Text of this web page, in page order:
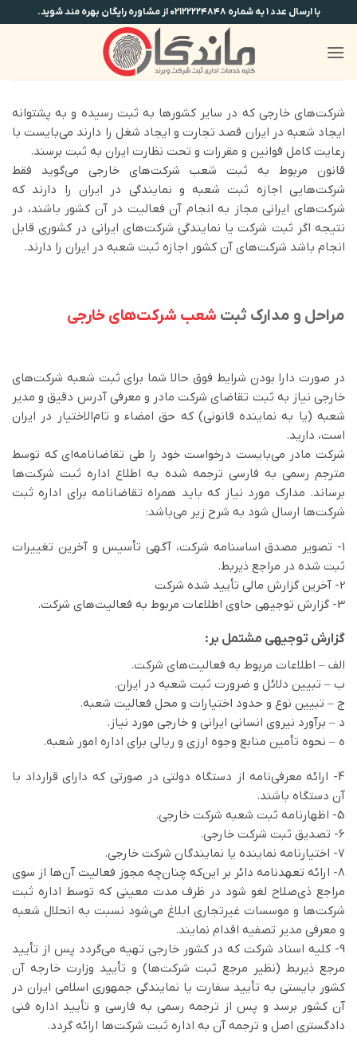
to
content
با ارسال عدد ۱ به شماره ۰۲۱۲۲۲۲۴۸۴۸ از مشاوره رایگان بهره مند شوید.
شرکت‌های خارجی که در سایر کشورها به ثبت رسیده و به پشتوانه
ایجاد شعبه در ایران قصد تجارت و ایجاد شغل را دارند می‌بایست با
رعایت کامل قوانین و مقررات و تحت نظارت ایران به ثبت برسند.
قانون مربوط به ثبت شعب شرکت‌های خارجی می‌گوید فقط
شرکت‌هایی اجازه ثبت شعبه و نمایندگی در ایران را دارند که
شرکت‌های ایرانی مجاز به انجام آن فعالیت در آن کشور باشند، در
نتیجه اگر ثبت شرکت یا نمایندگی شرکت‌های ایرانی در کشوری قابل
انجام باشد شرکت‌های آن کشور اجازه ثبت شعبه در ایران را دارند.
مراحل و مدارک ثبت شعب شرکت‌های خارجی
در صورت دارا بودن شرایط فوق حالا شما برای ثبت شعبه شرکت‌های
خارجی نیاز به ثبت تقاضای شرکت مادر و معرفی آدرس دقیق و مدیر
شعبه (یا به نماینده قانونی) که حق امضاء و تام‌الاختیار در ایران
است، دارید.
شرکت مادر می‌بایست درخواست خود را طی تقاضانامه‌ای که توسط
مترجم رسمی به فارسی ترجمه شده به اطلاع اداره ثبت شرکت‌ها
برساند. مدارک مورد نیاز که باید همراه تقاضانامه برای اداره ثبت
شرکت‌ها ارسال شود به شرح زیر می‌باشد:
1- تصوير مصدق اساسنامه شركت، آگهی تأسيس و آخرين تغييرات
ثبت شده در مراجع ذيربط.
2- آخرين گزارش مالي تأييد شده شركت
3- گزارش توجيهی حاوی اطلاعات مربوط به فعاليت‌های شركت.
گزارش توجيهی مشتمل بر:
الف – اطلاعات مربوط به فعاليت‌های شركت.
ب – تبيين دلائل و ضرورت ثبت شعبه در ايران.
ج – تبيين نوع و حدود اختيارات و محل فعاليت شعبه.
د – برآورد نيروی انسانی ايرانی و خارجی مورد نياز.
ه – نحوه تأمين منابع وجوه ارزی و ريالی برای اداره امور شعبه.
4- ارائه معرفی‌نامه از دستگاه دولتی در صورتی كه دارای قرارداد با
آن دستگاه باشند.
5- اظهارنامه ثبت شعبه شركت خارجی.
6- تصديق ثبت شركت خارجی.
7- اختيارنامه نماينده يا نمايندگان شركت خارجی.
8- ارائه تعهدنامه دائر بر اين‌كه چنان‌چه مجوز فعاليت آن‌ها از سوی
مراجع ذی‌صلاح لغو شود در ظرف مدت معينی كه توسط اداره ثبت
شركت‌ها و موسسات غیرتجاری ابلاغ می‌شود نسبت به انحلال شعبه
و معرفی مدير تصفيه اقدام نمايند.
9- كليه اسناد شركت كه در كشور خارجی تهيه می‌گردد پس از تأييد
مرجع ذيربط (نظير مرجع ثبت شركت‌ها) و تأييد وزارت خارجه آن
كشور بايستی به تأييد سفارت يا نمايندگی جمهوری اسلامی ايران در
آن كشور برسد و پس از ترجمه رسمي به فارسی و تأييد اداره فنی
دادگستری اصل و ترجمه آن به اداره ثبت شركت‌ها ارائه گردد.